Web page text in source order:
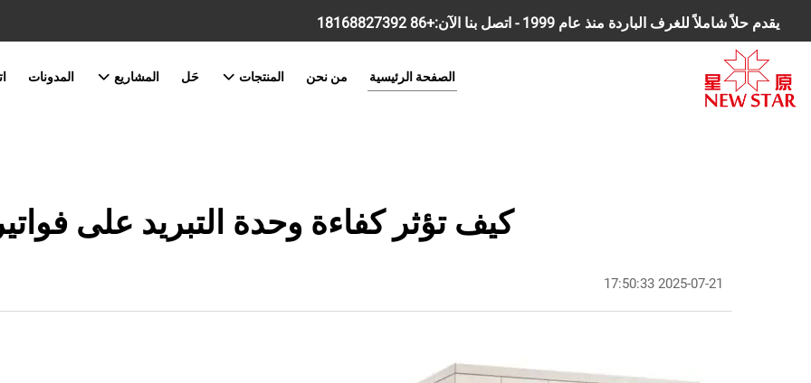
يقدم حلاً شاملاً للغرف الباردة منذ عام 1999 - اتصل بنا الآن: +86 18168827392
الصفحة الرئيسية من نحن المنتجات حَل المشاريع المدونات
كيف تؤثر كفاءة وحدة التبريد على
2025-07-21 17:50:33